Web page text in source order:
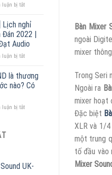
Đại
phân
phối
lớn
nhất
Miền
luận bị tắtở
tạo
loa
phóng
thanh
[
55
mẫu
loa
rẻ
Lịch nghỉ
Đán 2022 |
Audio
luận bị tắtở
báo]
Lịch
nghỉ
Nguyên
Audio
là thương
nào? Có
luận bị tắtở
nước
UK-
Bàn Mixer
ngoài
mixer
Trong Seri
Ngoài ra
mixer hoạt
Đặc biệt
XLR và 1/
một trung
tố đầu vào
Mixer